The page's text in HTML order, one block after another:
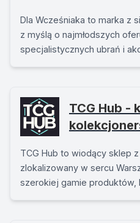
Dla Wcześniaka to marka z
z myślą o najmłodszych
specjalistycznych ubrań i
TCG Hub -
TCG Hub to wiodący sklep
zlokalizowany w sercu
szerokiej gamie produktów,